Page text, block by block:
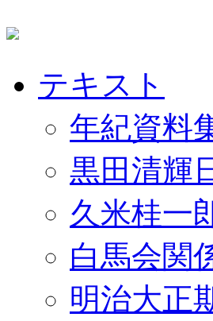
テキスト
年紀資料
黒田清輝
久米桂一
白馬会関
明治大正